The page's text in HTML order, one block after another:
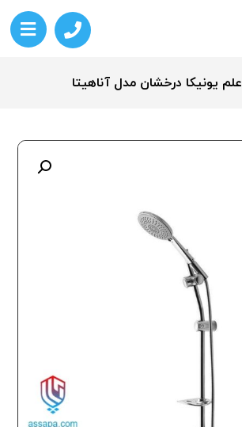
علم یونیکا درخشان مدل آناهیتا